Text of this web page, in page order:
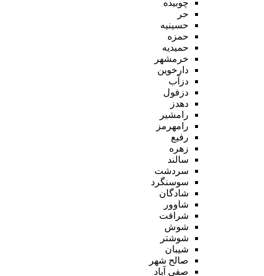
چوبیده
حر
حسینیه
حمزه
حمیدیه
خرمشهر
دارخوین
دزآب
دزفول
دهدز
رامشیر
رامهرمز
رفیع
زهره
سالند
سردشت
سوسنگرد
شادگان
شاوور
شرافت
شوش
شوشتر
شیبان
صالح شهر
صفی آباد